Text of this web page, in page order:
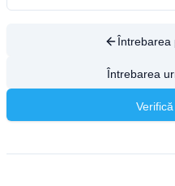
Întrebarea
Întrebarea